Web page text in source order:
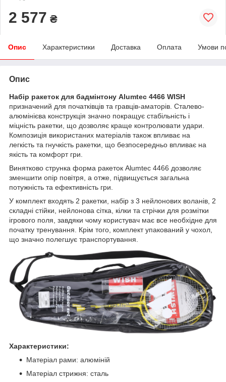
2 577 ₴
Опис Характеристики Доставка Оплата Умови
Опис
Набір ракеток для бадмінтону Alumtec 4466 WISH
призначений для початківців та гравців-аматорів. Сталево-
алюмінієва конструкція значно покращує стабільність і
міцність ракетки, що дозволяє краще контролювати удари.
Композиція використаних матеріалів також впливає на
легкість та гнучкість ракетки, що безпосередньо впливає на
якість та комфорт гри.
Винятково струнка форма ракеток Alumtec 4466 дозволяє
зменшити опір повітря, а отже, підвищується загальна
потужність та ефективність гри.
У комплект входять 2 ракетки, набір з 3 нейлонових воланів, 2
складні стійки, нейлонова сітка, кілки та стрічки для розмітки
ігрового поля, завдяки чому користувач має все необхідне для
початку тренування. Крім того, комплект упакований у чохол,
що значно полегшує транспортування.
Характеристики:
Матеріал рами: алюміній
Матеріал стрижня: сталь